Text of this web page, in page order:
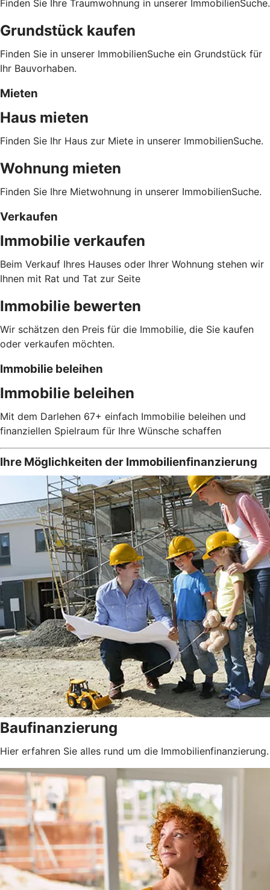
Finden Sie Ihre Traumwohnung in unserer ImmobilienSuche.
Grundstück kaufen
Finden Sie in unserer ImmobilienSuche ein Grundstück für
Ihr Bauvorhaben.
Mieten
Haus mieten
Finden Sie Ihr Haus zur Miete in unserer ImmobilienSuche.
Wohnung mieten
Finden Sie Ihre Mietwohnung in unserer ImmobilienSuche.
Verkaufen
Immobilie verkaufen
Beim Verkauf Ihres Hauses oder Ihrer Wohnung stehen wir
Ihnen mit Rat und Tat zur Seite
Immobilie bewerten
Wir schätzen den Preis für die Immobilie, die Sie kaufen
oder verkaufen möchten.
Immobilie beleihen
Immobilie beleihen
Mit dem Darlehen 67+ einfach Immobilie beleihen und
finanziellen Spielraum für Ihre Wünsche schaffen
Ihre Möglichkeiten der Immobilienfinanzierung
Baufinanzierung
Hier erfahren Sie alles rund um die Immobilienfinanzierung.